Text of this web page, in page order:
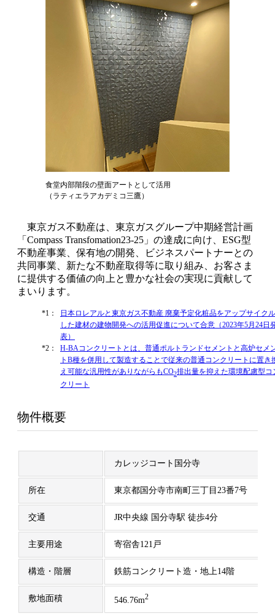
食堂内部階段の壁面アートとして活用
（ラティエラアカデミコ三鷹）
東京ガス不動産は、東京ガスグループ中期経営計画
「Compass Transfomation23-25」の達成に向け、ESG型
不動産事業、保有地の開発、ビジネスパートナーとの
共同事業、新たな不動産取得等に取り組み、お客さま
に提供する価値の向上と豊かな社会の実現に貢献して
まいります。
*1：
日本ロレアルと東京ガス不動産 廃棄予定化粧品をアップサイクル
した建材の建物開発への活用促進について合意（2023年5月24日
表）
*2：
H-BAコンクリートとは、普通ポルトランドセメントと高炉セメ
トB種を併用して製造することで従来の普通コンクリートに置き
え可能な汎用性がありながらもCO2排出量を抑えた環境配慮型コ
クリート
物件概要
カレッジコート国分寺
所在 東京都国分寺市南町三丁目23番7号
交通 JR中央線 国分寺駅 徒歩4分
主要用途 寄宿舎121戸
構造・階層 鉄筋コンクリート造・地上14階
敷地面積 546.76m2